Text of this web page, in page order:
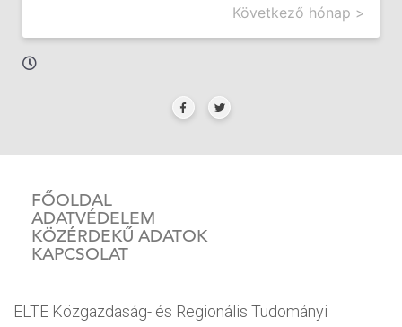
Következő hónap >
FŐOLDAL
ADATVÉDELEM
KÖZÉRDEKŰ ADATOK
KAPCSOLAT
ELTE Közgazdaság- és Regionális Tudományi